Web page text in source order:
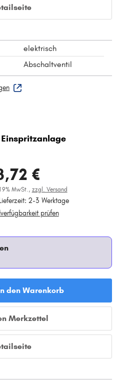
elektrisch
Abschaltventil
€
MwSt., zzgl. Versand
Lieferzeit: 2-3 Werktage
prüfen
den Warenkorb
Merkzettel